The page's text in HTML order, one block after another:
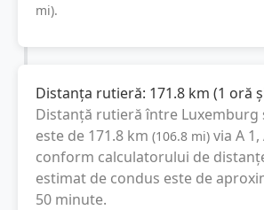
mi).
Distanța rutieră: 171.8 km (1 oră
Distanță rutieră între Luxemburg
este de 171.8 km (106.8 mi) via A 1,
conform calculatorului de
estimat de condus este de
50 minute.